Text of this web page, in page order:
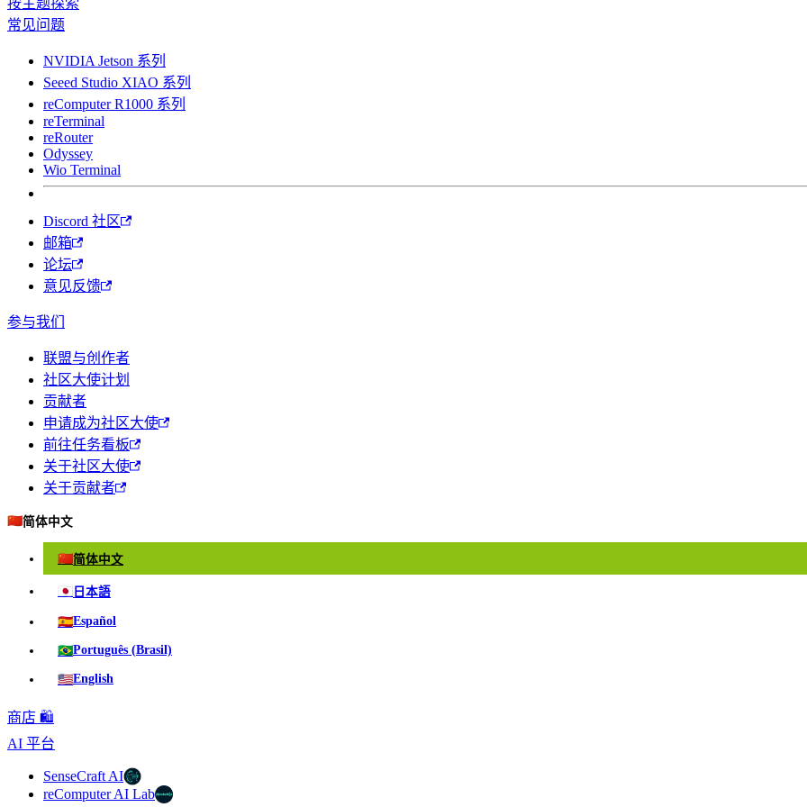
按主题探索
常见问题
NVIDIA Jetson 系列
Seeed Studio XIAO 系列
reComputer R1000 系列
reTerminal
reRouter
Odyssey
Wio Terminal
Discord 社区
邮箱
论坛
意见反馈
参与我们
联盟与创作者
社区大使计划
贡献者
申请成为社区大使
前往任务看板
关于社区大使
关于贡献者
🇨🇳简体中文
🇨🇳简体中文
🇯🇵 日本語
🇪🇸Español
🇧🇷Português (Brasil)
🇺🇸English
商店 🛍️
AI 平台
SenseCraft AI
reComputer AI Lab